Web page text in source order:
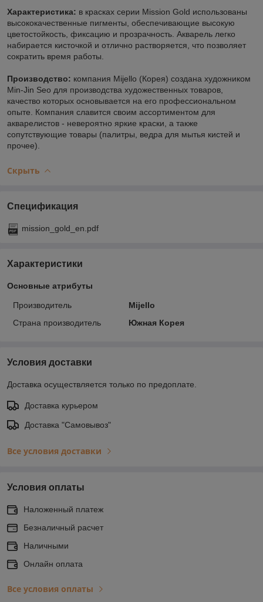
Характеристика: в красках серии Mission Gold использованы
высококачественные пигменты, обеспечивающие высокую
цветостойкость, фиксацию и прозрачность. Акварель легко
набирается кисточкой и отлично растворяется, что позволяет
сократить время работы.
Производство: компания Mijello (Корея) создана художником
Min-Jin Seo для производства художественных товаров,
качество которых основывается на его профессиональном
опыте. Компания славится своим ассортиментом для
акварелистов - невероятно яркие краски, а также
сопутствующие товары (палитры, ведра для мытья кистей и
прочее).
Скрыть
Спецификация
mission_gold_en.pdf
Характеристики
Основные атрибуты
Производитель
Mijello
Страна производитель
Южная Корея
Условия доставки
Доставка осуществляется только по предоплате.
Доставка курьером
Доставка "Самовывоз"
Все условия доставки
Условия оплаты
Наложенный платеж
Безналичный расчет
Наличными
Онлайн оплата
Все условия оплаты